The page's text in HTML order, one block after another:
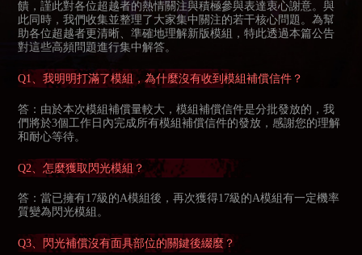
饋，謹此對各位超越者的熱情關注與積極參與表達衷心謝意。與
此同時，我們收集並整理了大家集中關注的若干核心問題。為幫
助各位超越者更清晰、準確地理解新版模組，特此透過本篇公告
對這些高頻問題進行集中解答。
Q1、我明明打滿了模組，為什麼沒有收到模組補償信件？
答：由於本次模組補償量較大，模組補償信件是分批發放的，我
們將於3個工作日內完成所有模組補償信件的發放，感謝您的理解
和耐心等待。
Q2、怎麼獲取閃光模組？
答：當已擁有17級的A模組後，再次獲得17級的A模組有一定機率
質變為閃光模組。
Q3、閃光補償沒有面具部位的關鍵後綴麼？